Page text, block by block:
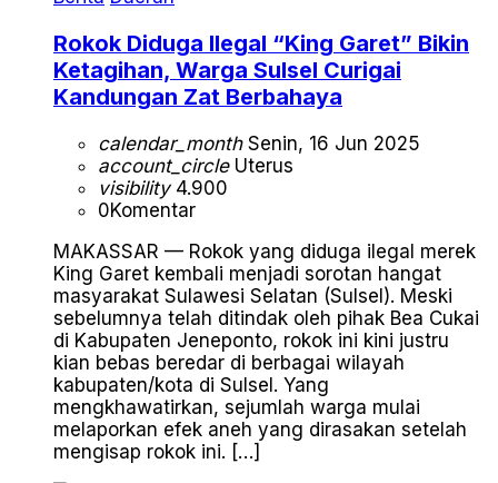
Rokok Diduga Ilegal “King Garet” Bikin
Ketagihan, Warga Sulsel Curigai
Kandungan Zat Berbahaya
calendar_monthSenin, 16 Jun 2025
account_circleUterus
visibility4.900
0Komentar
MAKASSAR — Rokok yang diduga ilegal merek
King Garet kembali menjadi sorotan hangat
masyarakat Sulawesi Selatan (Sulsel). Meski
sebelumnya telah ditindak oleh pihak Bea Cukai
di Kabupaten Jeneponto, rokok ini kini justru
kian bebas beredar di berbagai wilayah
kabupaten/kota di Sulsel. Yang
mengkhawatirkan, sejumlah warga mulai
melaporkan efek aneh yang dirasakan setelah
mengisap rokok ini. […]